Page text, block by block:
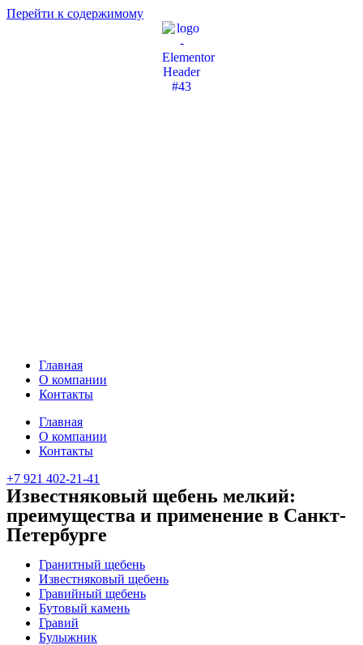
Перейти к содержимому
Главная
О компании
Контакты
Главная
О компании
Контакты
+7 921 402-21-41
Известняковый щебень мелкий:
преимущества и применение в Санкт-
Петербурге
Гранитный щебень
Известняковый щебень
Гравийный щебень
Бутовый камень
Гравий
Булыжник